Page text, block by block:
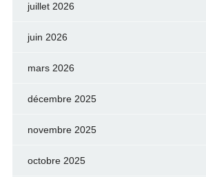
juillet 2026
juin 2026
mars 2026
décembre 2025
novembre 2025
octobre 2025